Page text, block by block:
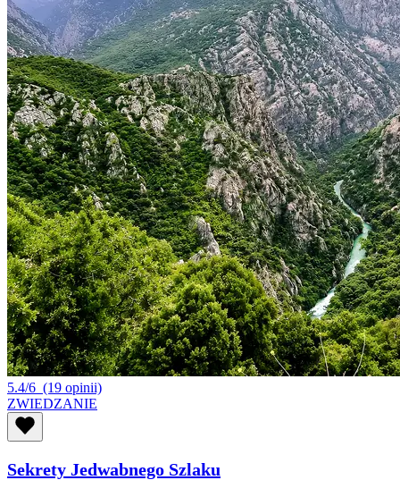
5.4/6 (19 opinii)
ZWIEDZANIE
Sekrety Jedwabnego Szlaku